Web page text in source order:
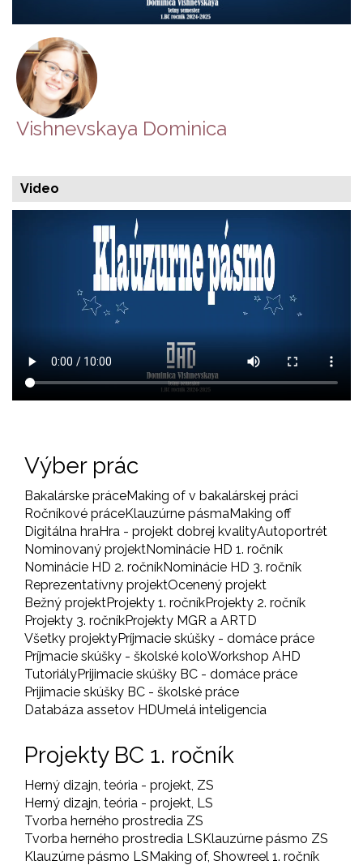
Vishnevskaya Dominica
Video
Výber prác
Bakalárske práceMaking of v bakalárskej práci
Ročníkové práceKlauzúrne pásmaMaking off
Digitálna hraHra - projekt dobrej kvalityAutoportrét
Nominovaný projektNominácie HD 1. ročník
Nominácie HD 2. ročníkNominácie HD 3. ročník
Reprezentatívny projektOcenený projekt
Bežný projektProjekty 1. ročníkProjekty 2. ročník
Projekty 3. ročníkProjekty MGR a ARTD
Všetky projektyPríjmacie skúšky - domáce práce
Príjmacie skúšky - školské koloWorkshop AHD
TutoriályPrijimacie skúšky BC - domáce práce
Prijimacie skúšky BC - školské práce
Databáza assetov HDUmelá inteligencia
Projekty BC 1. ročník
Herný dizajn, teória - projekt, ZS
Herný dizajn, teória - projekt, LS
Tvorba herného prostredia ZS
Tvorba herného prostredia LSKlauzúrne pásmo ZS
Klauzúrne pásmo LSMaking of, Showreel 1. ročník